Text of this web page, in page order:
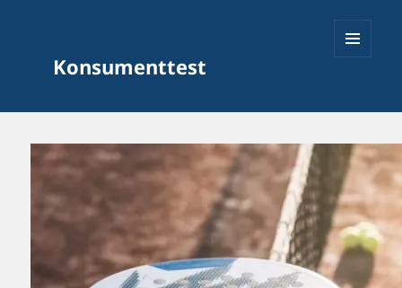
Konsumenttest
OCH
WIDGETS